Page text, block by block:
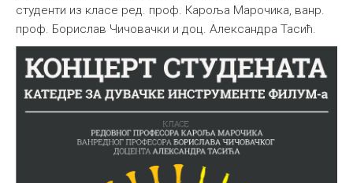
студенти из класе ред. проф. Кароља Марочика, ванр.
проф. Борислав Чичовачки и доц. Александра Тасић.